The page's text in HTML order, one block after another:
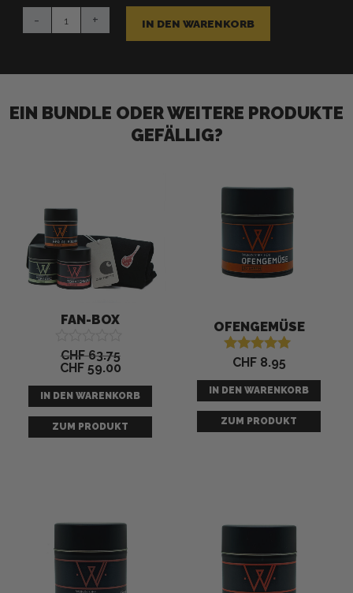
-
Würzstoff
+ IN DEN WARENKORB
EIN BUNDLE ODER WEITERE PRODUKTE
GEFÄLLIG?
FAN-BOX
Bewertet
mit
von
5
CHF63.75
CHF59.00
IN DEN WARENKORB
ZUM PRODUKT
OFENGEMÜSE
Bewertet mit
von 5
CHF8.95
IN DEN WARENKORB
ZUM PRODUKT